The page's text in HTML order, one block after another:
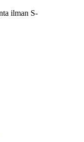
ilman S-